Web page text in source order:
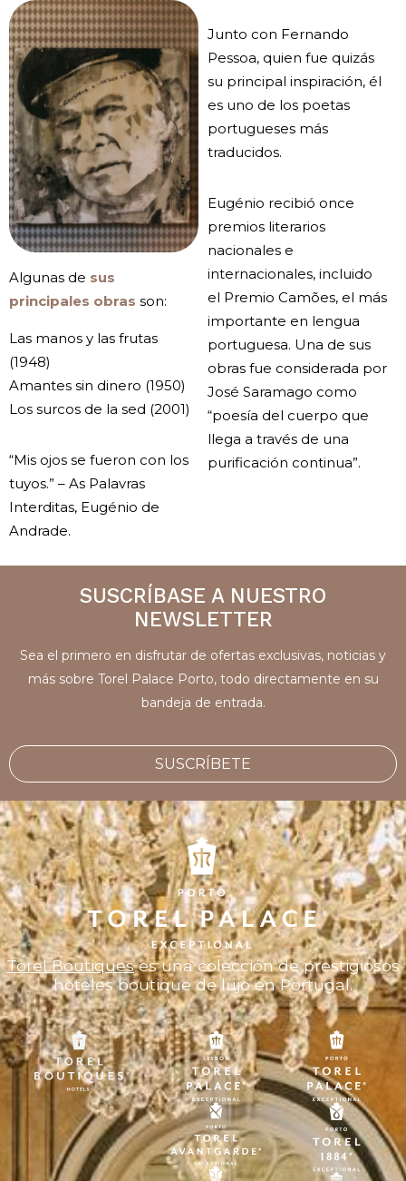
Algunas de sus
principales obras son:
Las manos y las frutas
(1948)
Amantes sin dinero (1950)
Los surcos de la sed (2001)
“Mis ojos se fueron con los
tuyos.” – As Palavras
Interditas, Eugénio de
Andrade.
Junto con Fernando
Pessoa, quien fue quizás
su principal inspiración, él
es uno de los poetas
portugueses más
traducidos.
Eugénio recibió once
premios literarios
nacionales e
internacionales, incluido
el Premio Camões, el más
importante en lengua
portuguesa. Una de sus
obras fue considerada por
José Saramago como
“poesía del cuerpo que
llega a través de una
purificación continua”.
SUSCRÍBASE A NUESTRO
NEWSLETTER
Sea el primero en disfrutar de ofertas exclusivas, noticias y
más sobre Torel Palace Porto, todo directamente en su
bandeja de entrada.
SUSCRÍBETE
Torel Boutiqueses una colección de prestigiosos
hoteles boutique de lujo en Portugal.